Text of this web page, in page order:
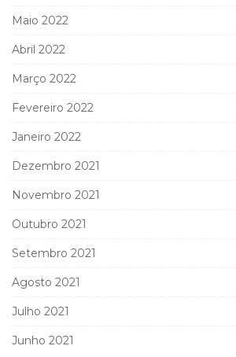
Maio 2022
Abril 2022
Março 2022
Fevereiro 2022
Janeiro 2022
Dezembro 2021
Novembro 2021
Outubro 2021
Setembro 2021
Agosto 2021
Julho 2021
Junho 2021